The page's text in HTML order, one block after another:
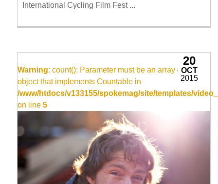
International Cycling Film Fest ...
Warning: count(): Parameter must be an array or an
object that implements Countable in
/www/htdocs/v133155/spokemag/site/templates/
on line 5
20
OCT
2015